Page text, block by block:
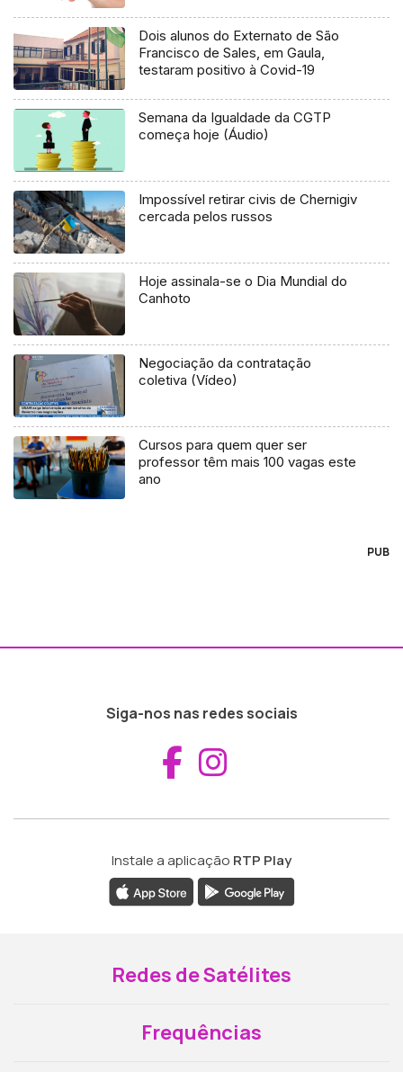
Dois alunos do Externato de São
Francisco de Sales, em Gaula,
testaram positivo à Covid-19
Semana da Igualdade da CGTP
começa hoje (Áudio)
Impossível retirar civis de Chernigiv
cercada pelos russos
Hoje assinala-se o Dia Mundial do
Canhoto
Negociação da contratação
coletiva (Vídeo)
Cursos para quem quer ser
professor têm mais 100 vagas este
ano
PUB
Siga-nos nas redes sociais
Aceder ao
Instale a aplicação RTP Play
Redes de Satélites
Frequências